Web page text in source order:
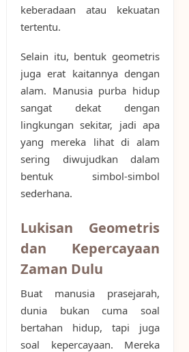
keberadaan atau kekuatan
tertentu.
Selain itu, bentuk geometris
juga erat kaitannya dengan
alam. Manusia purba hidup
sangat dekat dengan
lingkungan sekitar, jadi apa
yang mereka lihat di alam
sering diwujudkan dalam
bentuk simbol-simbol
sederhana.
Lukisan Geometris
dan Kepercayaan
Zaman Dulu
Buat manusia prasejarah,
dunia bukan cuma soal
bertahan hidup, tapi juga
soal kepercayaan. Mereka